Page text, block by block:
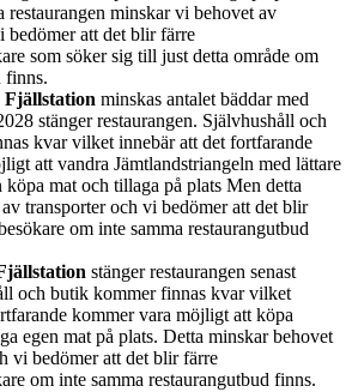
restaurangen minskar vi behovet av
bedömer att det blir färre
som söker sig till just detta område om
finns.
Fjällstation minskas antalet bäddar med
stänger restaurangen. Självhushåll och
kvar vilket innebär att det fortfarande
att vandra Jämtlandstriangeln med lättare
köpa mat och tillaga på plats Men detta
transporter och vi bedömer att det blir
om inte samma restaurangutbud
stänger restaurangen senast
och butik kommer finnas kvar vilket
kommer vara möjligt att köpa
egen mat på plats. Detta minskar behovet
vi bedömer att det blir färre
om inte samma restaurangutbud finns.